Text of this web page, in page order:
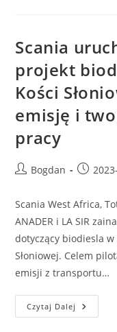
Targach
Scania
projekt
Kości
emisję i
pracy
PostBogdan
Post
Scania West Africa,
ANADER i LA SIR
dotyczący biodiesla
Słoniowej. Celem
emisji z transportu…
Czytaj Dalej Scania